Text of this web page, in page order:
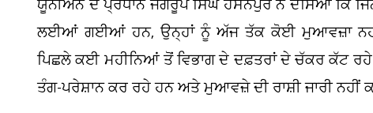
ਯੂਨੀਅਨ ਦੇ ਪ੍ਰਧਾਨ ਜਗਰੂਪ ਸਿੰਘ ਹਸਨਪੁਰ ਨੇ ਦੱਸਿਆ ਕਿ
ਲਈਆਂ ਗਈਆਂ ਹਨ, ਉਨ੍ਹਾਂ ਨੂੰ ਅੱਜ ਤੱਕ ਕੋਈ ਮੁਆਵਜ਼ਾ ਨਹੀਂ
ਪਿਛਲੇ ਕਈ ਮਹੀਨਿਆਂ ਤੋਂ ਵਿਭਾਗ ਦੇ ਦਫ਼ਤਰਾਂ ਦੇ ਚੱਕਰ ਕੱਟ ਰਹੇ
ਤੰਗ-ਪਰੇਸ਼ਾਨ ਕਰ ਰਹੇ ਹਨ ਅਤੇ ਮੁਆਵਜ਼ੇ ਦੀ ਰਾਸ਼ੀ ਜਾਰੀ ਨਹੀਂ